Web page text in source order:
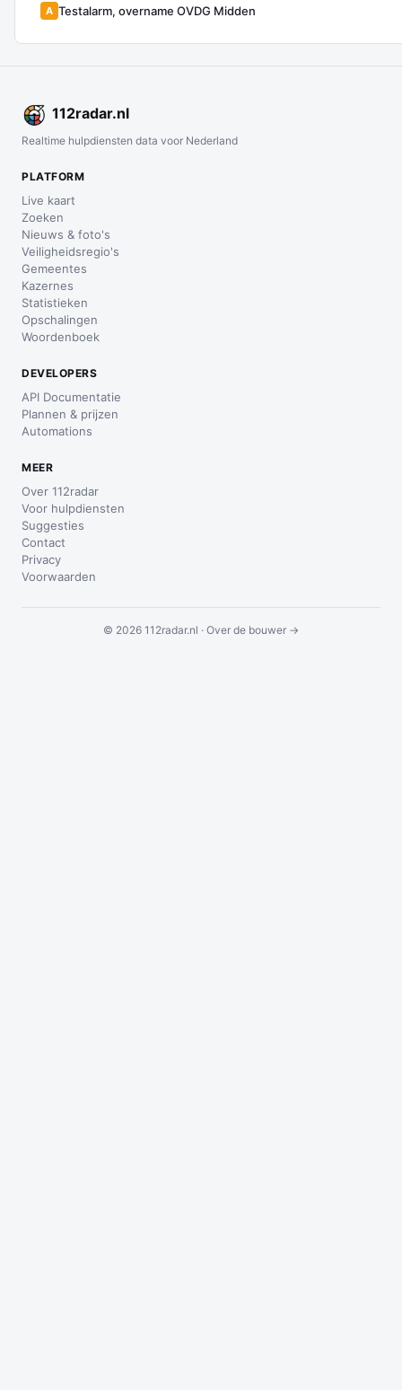
A Testalarm, overname OVDG Midden
112radar.nl
Realtime hulpdiensten data voor Nederland
PLATFORM
Live kaart
Zoeken
Nieuws & foto's
Veiligheidsregio's
Gemeentes
Kazernes
Statistieken
Opschalingen
Woordenboek
DEVELOPERS
API Documentatie
Plannen & prijzen
Automations
MEER
Over 112radar
Voor hulpdiensten
Suggesties
Contact
Privacy
Voorwaarden
© 2026 112radar.nl · Over de bouwer →